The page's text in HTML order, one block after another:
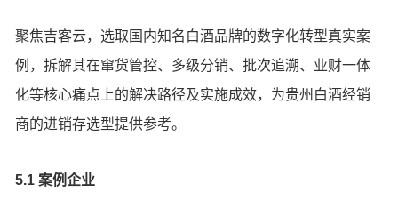
聚焦吉客云，选取国内知名白酒品牌的数字化转型真实案
例，拆解其在窜货管控、多级分销、批次追溯、业财一体
化等核心痛点上的解决路径及实施成效，为贵州白酒经销
商的进销存选型提供参考。
5.1 案例企业